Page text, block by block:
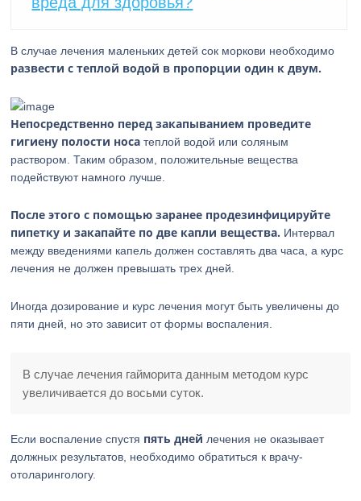
В случае лечения маленьких детей сок моркови необходимо
развести с теплой водой в пропорции один к двум.
Непосредственно перед закапыванием проведите
гигиену полости носа теплой водой или соляным
раствором. Таким образом, положительные вещества
подействуют намного лучше.
После этого с помощью заранее продезинфицируйте
пипетку и закапайте по две капли вещества. Интервал
между введениями капель должен составлять два часа, а курс
лечения не должен превышать трех дней.
Иногда дозирование и курс лечения могут быть увеличены до
пяти дней, но это зависит от формы воспаления.
В случае лечения гайморита данным методом курс
увеличивается до восьми суток.
Если воспаление спустя пять дней лечения не оказывает
должных результатов, необходимо обратиться к врачу-
отоларингологу.